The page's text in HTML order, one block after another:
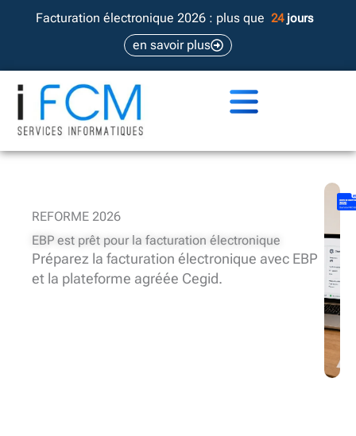
Facturation électronique 2026 : plus que 24 jours
en savoir plus
REFORME 2026
EBP est prêt pour la facturation électronique
Préparez la facturation électronique avec EBP
et la plateforme agréée Cegid.